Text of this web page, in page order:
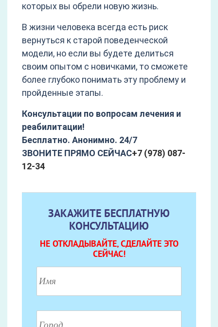
которых вы обрели новую жизнь.
В жизни человека всегда есть риск
вернуться к старой поведенческой
модели, но если вы будете делиться
своим опытом с новичками, то сможете
более глубоко понимать эту проблему и
пройденные этапы.
Консультации по вопросам лечения и
реабилитации!
Бесплатно. Анонимно. 24/7
ЗВОНИТЕ ПРЯМО СЕЙЧАС+7 (978) 087-
12-34
ЗАКАЖИТЕ БЕСПЛАТНУЮ
КОНСУЛЬТАЦИЮ
НЕ ОТКЛАДЫВАЙТЕ, СДЕЛАЙТЕ ЭТО
СЕЙЧАС!